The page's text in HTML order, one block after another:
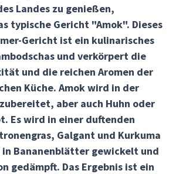
Landes zu genießen,
typische Gericht "Amok". Dieses
Gericht ist ein kulinarisches
und verkörpert die
und die reichen Aromen der
Küche. Amok wird in der
aber auch Huhn oder
Es wird in einer duftenden
Galgant und Kurkuma
Bananenblätter gewickelt und
gedämpft. Das Ergebnis ist ein